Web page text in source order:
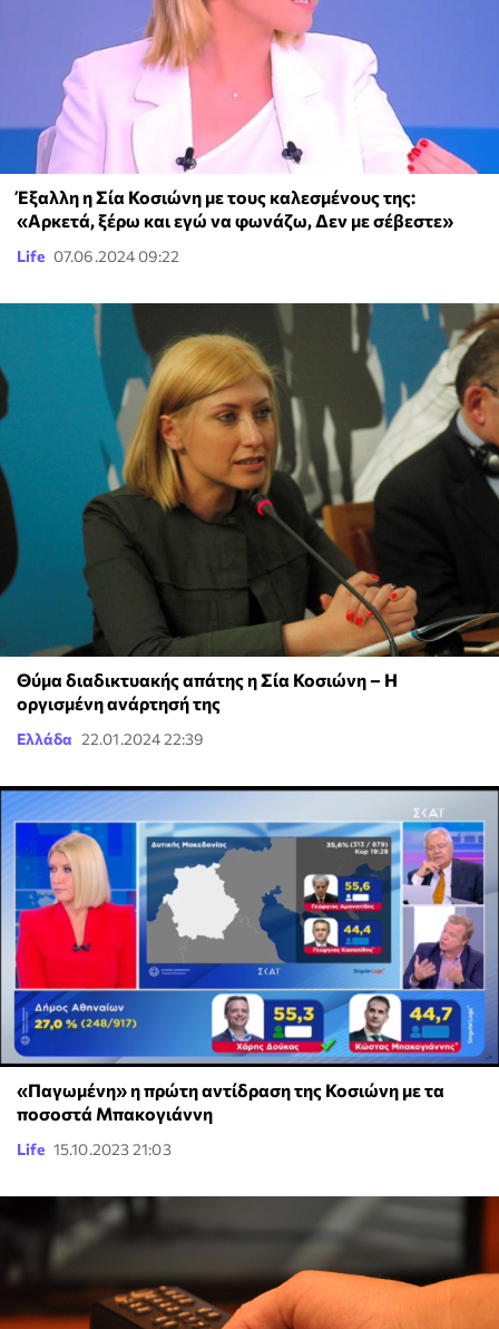
Έξαλλη η Σία Κοσιώνη με τους καλεσμένους της:
«Αρκετά, ξέρω και εγώ να φωνάζω, Δεν με σέβεστε»
Life 07.06.2024 09:22
Θύμα διαδικτυακής απάτης η Σία Κοσιώνη – Η
οργισμένη ανάρτησή της
Ελλάδα 22.01.2024 22:39
«Παγωμένη» η πρώτη αντίδραση της Κοσιώνη με τα
ποσοστά Μπακογιάννη
Life 15.10.2023 21:03